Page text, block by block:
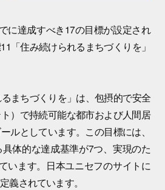
に達成すべき17の目標が設定され
「住み続けられるまちづくりを」
まちづくりを」は、包摂的で安全
）で持続可能な都市および人間居
ルとしています。この目標には、
体的な達成基準が7つ、実現のた
います。日本ユニセフのサイトに
義されています。